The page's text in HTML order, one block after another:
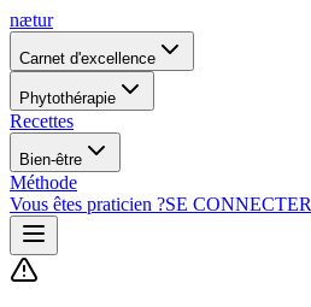
nætur
Carnet d'excellence
Phytothérapie
Recettes
Bien-être
Méthode
Vous êtes praticien ?SE CONNECTER